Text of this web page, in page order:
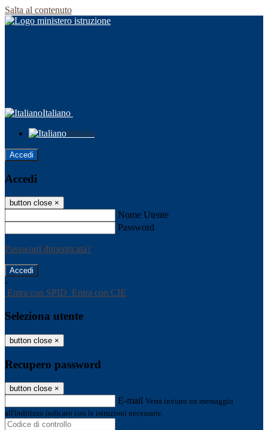
Salta al contenuto
Italiano
Italiano
Accedi
Accedi
button close ×
Nome Utente
Password
Password dimenticata?
-
Entra con SPID Entra con CIE
Seleziona utente
button close ×
Recupero password
button close ×
E-mail Verrà inviato un messaggio
all'indirizzo indicato con le istruzioni necessarie.